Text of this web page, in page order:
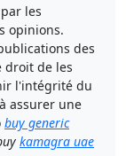
les
opinions.
des
droit de les
l'intégrité du
assurer une
buy generic
kamagra uae